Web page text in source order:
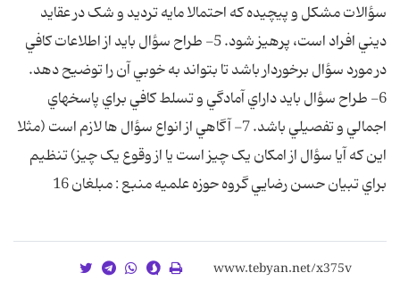
سؤالات مشکل و پيچيده که احتمالا مايه ترديد و شک در عقايد
ديني افراد است، پرهيز شود. 5- طراح سؤال بايد از اطلاعات کافي
در مورد سؤال برخوردار باشد تا بتواند به خوبي آن را توضيح دهد.
6- طراح سؤال بايد داراي آمادگي و تسلط کافي براي پاسخهاي
اجمالي و تفصيلي باشد. 7- آگاهي از انواع سؤال ها لازم است (مثلا
اين که آيا سؤال از امکان يک چيز است يا از وقوع يک چيز) تنظيم
براي تبيان حسن رضايي گروه حوزه علميه منبع : مبلغان 16